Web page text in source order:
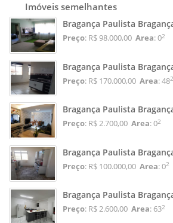
Imóveis semelhantes
Bragança Paulista
Preço: R$ 98.000,00 Area: 02
Bragança Paulista
Preço: R$ 170.000,00 Area: 482
Bragança Paulista
Preço: R$ 2.700,00 Area: 02
Bragança Paulista
Preço: R$ 100.000,00 Area: 02
Bragança Paulista
Preço: R$ 2.600,00 Area: 632